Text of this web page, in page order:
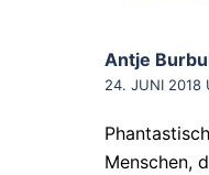
Antje
24. JUNI 2018
Menschen,